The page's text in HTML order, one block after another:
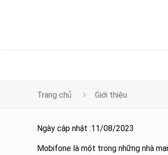
Trang chủ Giới thiệu
Ngày cập nhật :11/08/2023
Mobifone là một trong những nhà